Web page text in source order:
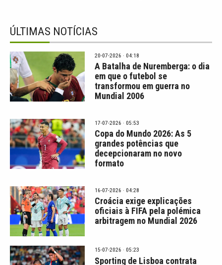
ÚLTIMAS NOTÍCIAS
20-07-2026 · 04:18
A Batalha de Nuremberga: o dia
em que o futebol se
transformou em guerra no
Mundial 2006
17-07-2026 · 05:53
Copa do Mundo 2026: As 5
grandes potências que
decepcionaram no novo
formato
16-07-2026 · 04:28
Croácia exige explicações
oficiais à FIFA pela polémica
arbitragem no Mundial 2026
15-07-2026 · 05:23
Sporting de Lisboa contrata